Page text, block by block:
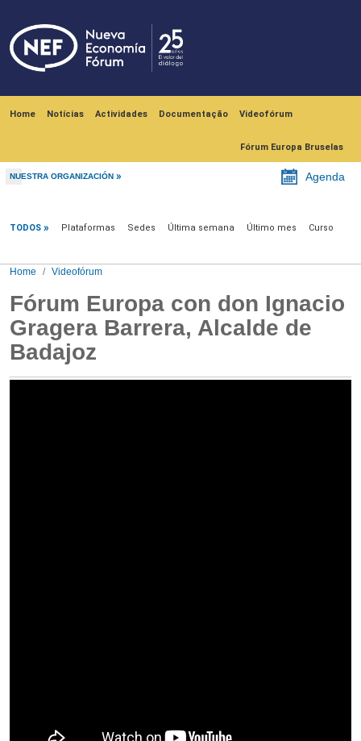
Home Notícias Actividades Documentação Videofórum
Fórum Europa Bruselas
NUESTRA ORGANIZACIÓN Agenda
TODOS Plataformas Sedes Última semana Último mes Curso
Home Videofórum
Fórum Europa con don Ignacio
Gragera Barrera, Alcalde de
Badajoz